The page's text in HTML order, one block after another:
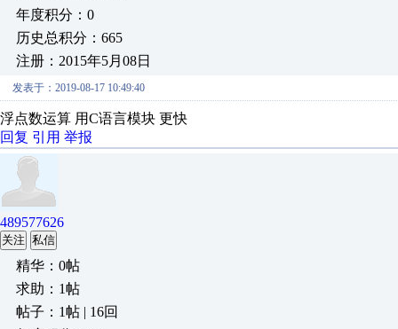
年度积分：0
历史总积分：665
注册：2015年5月08日
发表于：2019-08-17 10:49:40
浮点数运算 用C语言模块 更快
回复 引用 举报
489577626
关注 私信
精华：0帖
求助：1帖
帖子：1帖 | 16回